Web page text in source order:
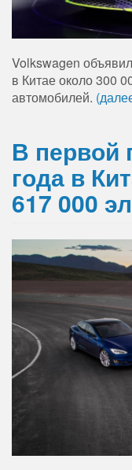
Volkswagen
в Китае около 300
автомобилей.
В первой
года в
617 000